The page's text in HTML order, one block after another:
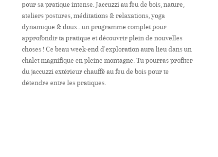
pour sa pratique intense. Jaccuzzi au feu de bois, nature,
ateliers postures, méditations & relaxations, yoga
dynamique & doux...un programme complet pour
approfondir ta pratique et découvrir plein de nouvelles
choses ! Ce beau week-end d'exploration aura lieu dans un
chalet magnifique en pleine montagne. Tu pourras profiter
du jaccuzzi extérieur chauffé au feu de bois pour te
détendre entre les pratiques.